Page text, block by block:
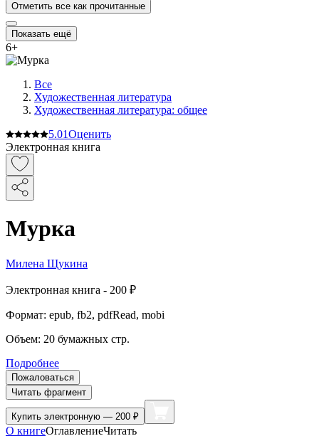
Отметить все как прочитанные
Показать ещё
6+
Все
Художественная литература
Художественная литература: общее
5.01Оценить
Электронная книга
Мурка
Милена Щукина
Электронная книга - 200 ₽
Формат: epub, fb2, pdfRead, mobi
Объем: 20 бумажных стр.
Подробнее
Пожаловаться
Читать фрагмент
Купить электронную — 200 ₽
О книгеОглавлениеЧитать